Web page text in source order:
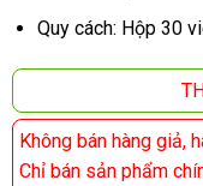
Quy cách: Hộp 30
Không bán hàng giả,
Chỉ bán sản phẩm